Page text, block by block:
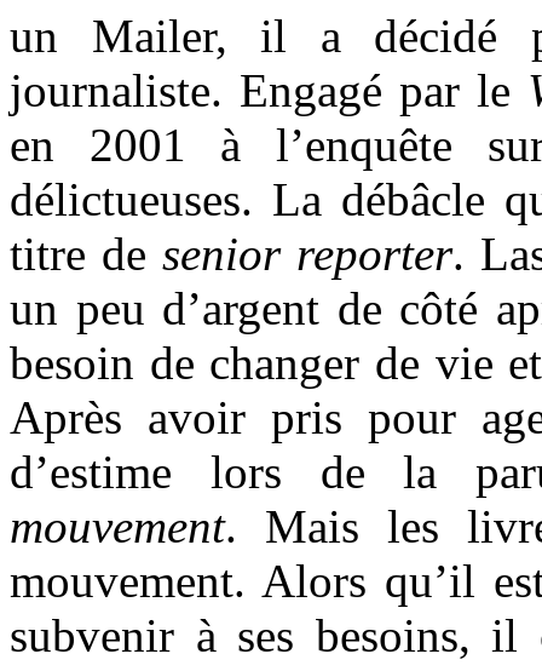
un Mailer, il a décidé
journaliste. Engagé par le
en 2001 à l’enquête
délictueuses. La débâcle
titre de senior reporter.
un peu d’argent de côté
besoin de changer de vie
Après avoir pris pour
d’estime lors de la
mouvement. Mais les
mouvement. Alors qu’il
subvenir à ses besoins,